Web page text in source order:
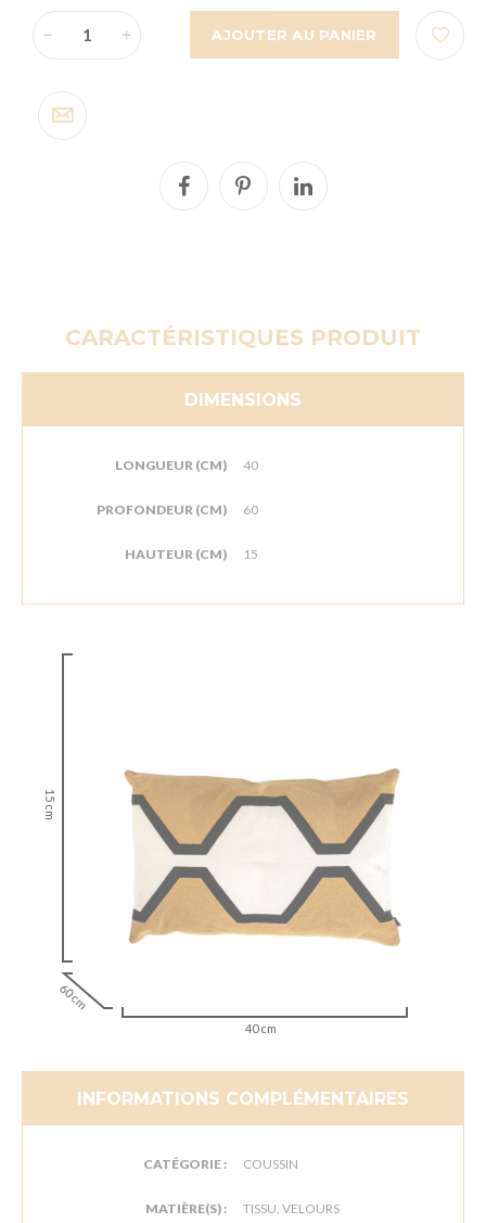
AJOUTER AU PANIER
CARACTÉRISTIQUES PRODUIT
DIMENSIONS
LONGUEUR (CM) 40
PROFONDEUR (CM) 60
HAUTEUR (CM) 15
15 cm
60 cm
40 cm
INFORMATIONS COMPLÉMENTAIRES
CATÉGORIE : COUSSIN
MATIÈRE(S) : TISSU, VELOURS